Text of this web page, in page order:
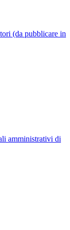
(da pubblicare in
amministrativi di